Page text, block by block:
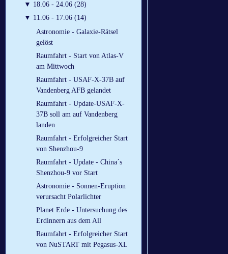
▼ 18.06 - 24.06 (28)
▼ 11.06 - 17.06 (14)
Astronomie - Galaxie-Rätsel
gelöst
Raumfahrt - Start von Atlas-V
am Mittwoch
Raumfahrt - USAF-X-37B auf
Vandenberg AFB gelandet
Raumfahrt - Update-USAF-X-
37B soll am auf Vandenberg
landen
Raumfahrt - Erfolgreicher Start
von Shenzhou-9
Raumfahrt - Update - China´s
Shenzhou-9 vor Start
Astronomie - Sonnen-Eruption
verursacht Polarlichter
Planet Erde - Untersuchung des
Erdinnern aus dem All
Raumfahrt - Erfolgreicher Start
von NuSTART mit Pegasus-XL